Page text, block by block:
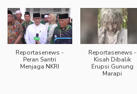
Reportasenews -
Peran Santri
Menjaga NKRI
Reportasenews -
Kisah Dibalik
Erupsi Gunung
Marapi